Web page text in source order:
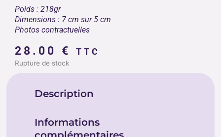
Poids : 218gr
Dimensions : 7 cm sur 5 cm
Photos contractuelles
28.00 € TTC
Rupture de stock
Description
Informations